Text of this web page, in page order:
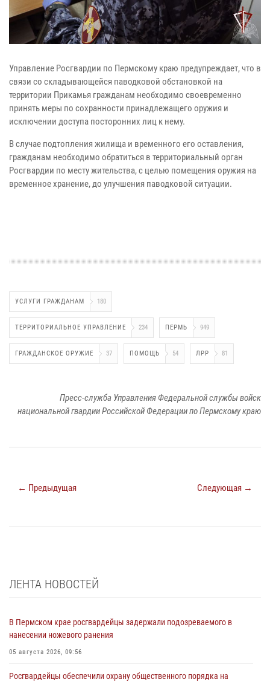
Управление Росгвардии по Пермскому краю предупреждает, что в
связи со складывающейся паводковой обстановкой на
территории Прикамья гражданам необходимо своевременно
принять меры по сохранности принадлежащего оружия и
исключении доступа посторонних лиц к нему.
В случае подтопления жилища и временного его оставления,
гражданам необходимо обратиться в территориальный орган
Росгвардии по месту жительства, с целью помещения оружия на
временное хранение, до улучшения паводковой ситуации.
УСЛУГИ ГРАЖДАНАМ 180
ТЕРРИТОРИАЛЬНОЕ УПРАВЛЕНИЕ 234 ПЕРМЬ 949
ГРАЖДАНСКОЕ ОРУЖИЕ 37 ПОМОЩЬ 54 ЛРР 81
Пресс-служба Управления Федеральной службы войск
национальной гвардии Российской Федерации по Пермскому краю
← Предыдущая Следующая →
ЛЕНТА НОВОСТЕЙ
В Пермском крае росгвардейцы задержали подозреваемого в
нанесении ножевого ранения
05 августа 2026, 09:56
Росгвардейцы обеспечили охрану общественного порядка на